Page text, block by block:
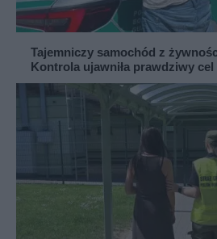
Tajemniczy samochód z
Kontrola ujawniła prawdziwy